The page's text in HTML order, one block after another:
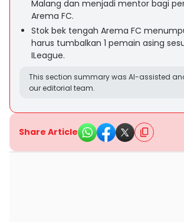
Malang dan menjadi mentor bagi
Arema FC.
Stok bek tengah Arema FC
harus tumbalkan 1 pemain asing
ILeague.
This section summary was AI-assisted
our editorial team.
Share Article